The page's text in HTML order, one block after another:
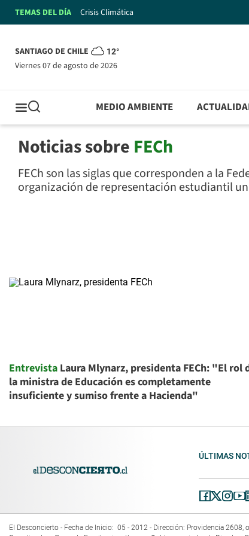
TEMAS DEL DÍA Crisis Climática
SANTIAGO DE CHILE 12°
viernes 07 de agosto de 2026
MEDIO AMBIENTE
Noticias sobre FECh
FECh son las siglas que corresponden a la
organización de representación estudiantil
Entrevista Laura Mlynarz, presidenta FECh: "El rol
la ministra de Educación es completamente
insuficiente y sumiso frente a Hacienda"
ÚLTIMAS
El Desconcierto - Fecha de Inicio: 05 - 2012 - Dirección: Providencia